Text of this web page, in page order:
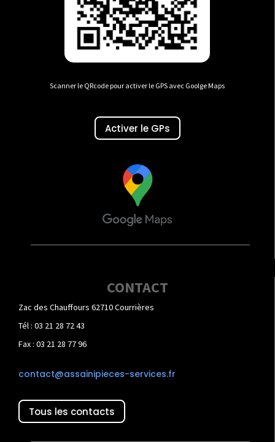
Scanner le QRcode pour activer le GPS avec Goolge Maps
Activer le GPs
CONTACT
Zac des Chauffours 62710 Courrières
Tél : 03 21 28 72 43
Fax : 03 21 28 77 96
contact@assainipieces-services.fr
Tous les contacts